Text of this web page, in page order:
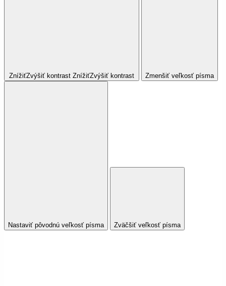
ZnížiťZvýšiť kontrast ZnížiťZvýšiť kontrast Zmenšiť veľkosť písma
Nastaviť pôvodnú veľkosť písma Zväčšiť veľkosť písma